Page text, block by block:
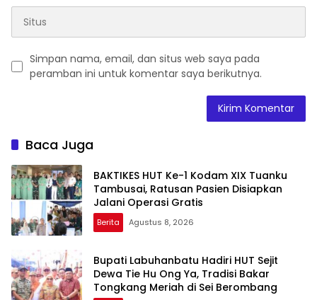
Simpan nama, email, dan situs web saya pada
peramban ini untuk komentar saya berikutnya.
Baca Juga
BAKTIKES HUT Ke-1 Kodam XIX Tuanku
Tambusai, Ratusan Pasien Disiapkan
Jalani Operasi Gratis
Berita Agustus 8, 2026
Bupati Labuhanbatu Hadiri HUT Sejit
Dewa Tie Hu Ong Ya, Tradisi Bakar
Tongkang Meriah di Sei Berombang